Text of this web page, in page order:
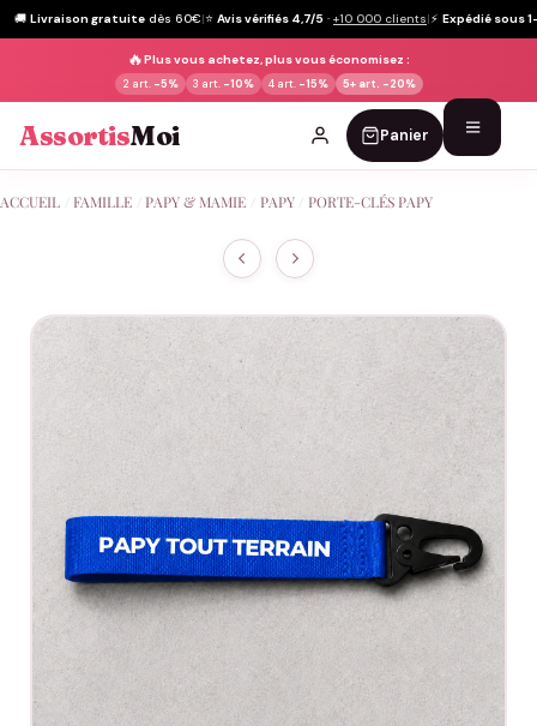
🚚 Livraison gratuite dès 60€|⭐ Avis vérifiés 4,7/5 · +10 000 clients|⚡ Expédié sous
🔥Plus vous achetez, plus vous économisez :
2 art. -5% 3 art. -10% 4 art. -15% 5+ art. -20%
AssortisMoi Panier
au
ACCUEIL FAMILLE PAPY & MAMIE PAPY PORTE-CLÉS PAPY